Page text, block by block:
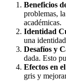
Beneficios
problemas,
académicas.
Identidad
una
Desafíos y
dada. Esto
Efectos en
gris y